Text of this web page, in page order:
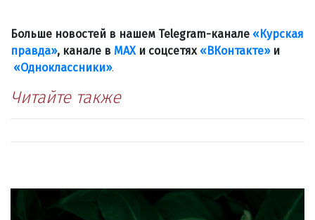
Больше новостей в нашем Telegram-канале «Курская
правда», канале в МАХи соцсетях «ВКонтакте»и
«Одноклассники».
Читайте также